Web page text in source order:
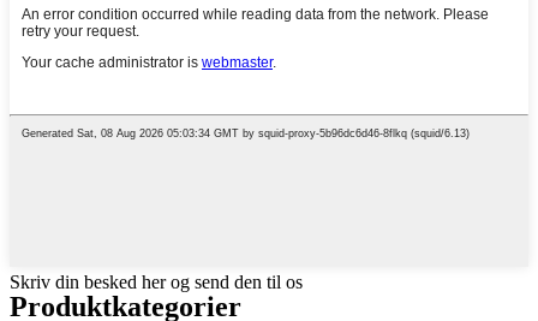
Skriv din besked her og send den til os
Produktkategorier